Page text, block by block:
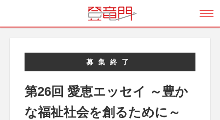
募集終了
第26回 愛恵エッセイ ～豊か
な福祉社会を創るために～